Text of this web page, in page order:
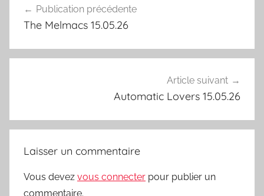
de
Publication précédente
The Melmacs 15.05.26
Article suivant
Automatic Lovers 15.05.26
Laisser un commentaire
Vous devez vous connecter pour publier un
commentaire.